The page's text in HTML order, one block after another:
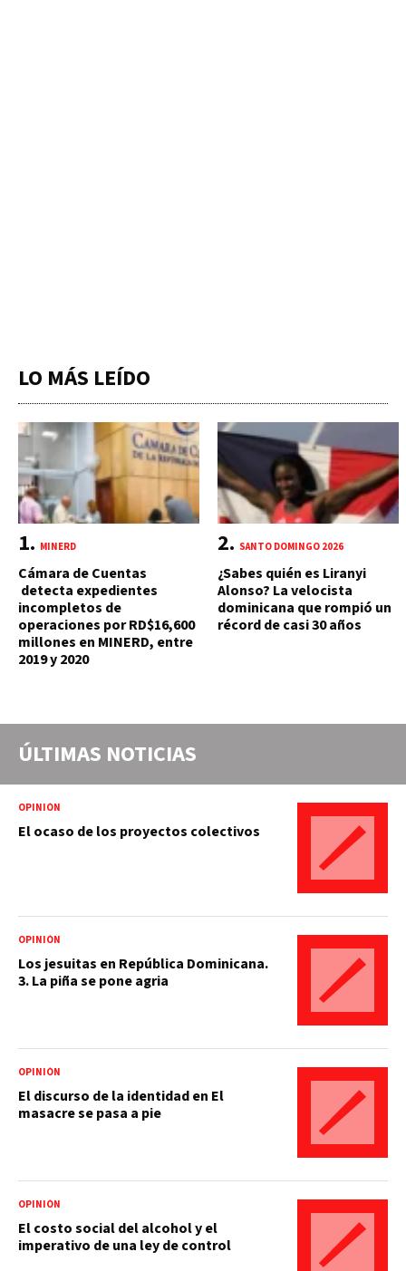
LO MÁS LEÍDO
MINERD
Cámara de Cuentas
detecta expedientes
incompletos de
operaciones por RD$16,600
millones en MINERD, entre
2019 y 2020
SANTO DOMINGO 2026
¿Sabes quién es Liranyi
Alonso? La velocista
dominicana que rompió un
récord de casi 30 años
ÚLTIMAS NOTICIAS
OPINIÓN
El ocaso de los proyectos colectivos
OPINIÓN
Los jesuitas en República Dominicana.
3. La piña se pone agria
OPINIÓN
El discurso de la identidad en El
masacre se pasa a pie
OPINIÓN
El costo social del alcohol y el
imperativo de una ley de control